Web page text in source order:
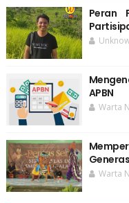
Peran
APBN
Warta
Warta